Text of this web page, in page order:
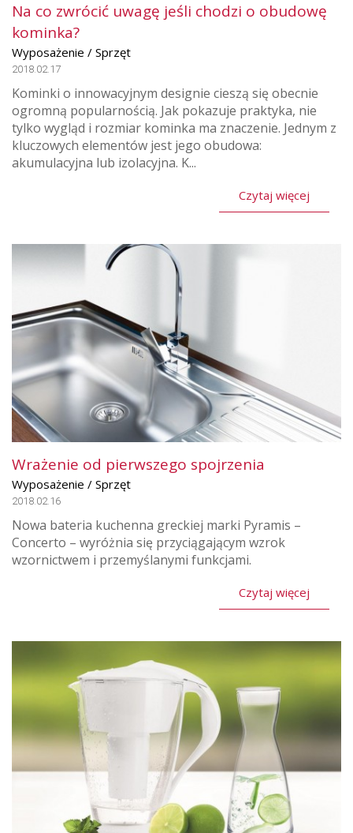
Na co zwrócić uwagę jeśli chodzi o obudowę
kominka?
Wyposażenie / Sprzęt
2018.02.17
Kominki o innowacyjnym designie cieszą się obecnie
ogromną popularnością. Jak pokazuje praktyka, nie
tylko wygląd i rozmiar kominka ma znaczenie. Jednym z
kluczowych elementów jest jego obudowa:
akumulacyjna lub izolacyjna. K...
Czytaj więcej
Wrażenie od pierwszego spojrzenia
Wyposażenie / Sprzęt
2018.02.16
Nowa bateria kuchenna greckiej marki Pyramis –
Concerto – wyróżnia się przyciągającym wzrok
wzornictwem i przemyślanymi funkcjami.
Czytaj więcej